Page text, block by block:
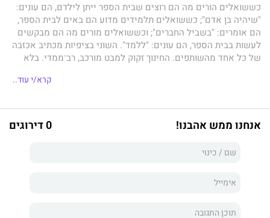
כששואלים הורים מה הם רוצים שבית הספר ייתן לילדם, הם עונים:
"שיהיה בן אדם"; כששואלים תלמידים מדוע הם באים לבית הספר,
הם אומרים: "בשביל החברים"; וכששואלים מורים מה הם מבקשים
לעשות בבית הספר, הם עונים: "ללמד". השוני בציפיות מכתיב אכזבה
של כל אחד מהשותפים. החינוך זקוק למבט מורכב, רב־ממדי. בלא
עיניים בגב - שישה מבטים על חינוך
בוחן את מערכת החינוך בשש
מנהל מערכת החינוך בירושלים שהיא הגדולה בארץ ובעין הצופה פני
להקיף את המורכבות של החינוך מכל צדדיו ולהציע דרכים מעשיות
לשיפור ולשינוי עמוק. השילוב בין הזווית האישית לבין התובנות
לאוהבי חינוך ולשותפים החשובים ביותר של מערכת החינוך —
קרא/י עוד..
אנחנו ממש אהבנו! 0 דירוגים